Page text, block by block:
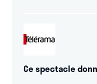
Ce spectacle